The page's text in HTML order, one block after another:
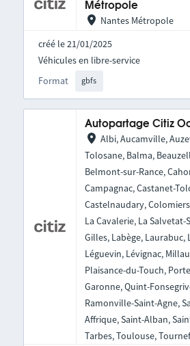
Métropole
Nantes Métropole
créé le 21/01/2025
Format gbfs
Véhicules en libre-service
Autopartage Citiz
Albi, Aucamville,
Tolosane, Balma,
Belmont-sur-Rance,
Campagnac, Castanet-
Castelnaudary,
La Cavalerie, La Salvetat-
Gilles, Labège, Laurabuc,
Léguevin, Lévignac,
Plaisance-du-Touch,
Garonne, Quint-
Ramonville-Saint-Agne,
Affrique, Saint-Alban,
Tarbes, Toulouse,